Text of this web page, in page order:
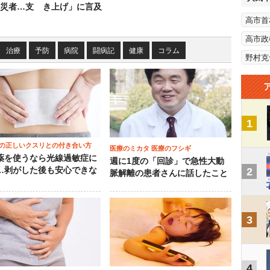
災者…支 き上げ」に言及
治療 予防 病院 闘病記 健康 コラム
正しいクスリとの付き合い方
を使うなら光線過敏症に
がした後も安心できな
医療のミカタ 医療のフシギ
週に1度の「回診」で急性大動
脈解離の患者さんに話したこと
高市
高市
野村
1
2
3